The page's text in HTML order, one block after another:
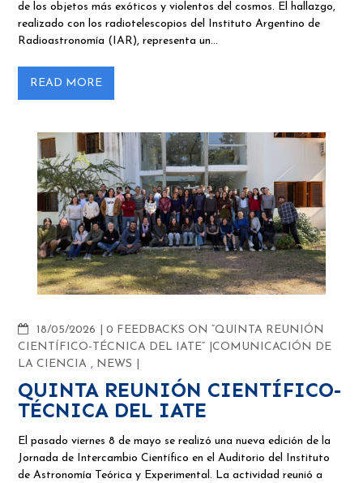
de los objetos más exóticos y violentos del cosmos. El hallazgo,
realizado con los radiotelescopios del Instituto Argentino de
Radioastronomía (IAR), representa un…
READ MORE
18/05/2026 COMMENTS
0 FEEDBACKS ON “QUINTA REUNIÓN
CIENTÍFICO-TÉCNICA DEL IATE”
COMUNICACIÓN DE
LA CIENCIA , NEWS
QUINTA REUNIÓN CIENTÍFICO-
TÉCNICA DEL IATE
El pasado viernes 8 de mayo se realizó una nueva edición de la
Jornada de Intercambio Científico en el Auditorio del Instituto
de Astronomía Teórica y Experimental. La actividad reunió a